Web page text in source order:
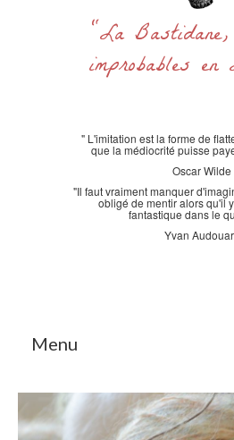
"La Bastidane,
improbables en
" L'imitation est la forme de
que la médiocrité puisse
Oscar Wilde
"Il faut vraiment manquer
obligé de mentir alors qu'il
fantastique dans le
Yvan
Menu
Accueil
La Bastidane